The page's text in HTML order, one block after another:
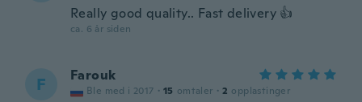
Really good quality.. Fast delivery 👍
ca. 6 år siden
F Farouk
Ble med i 2017 · 15 omtaler · 2 opplastinger